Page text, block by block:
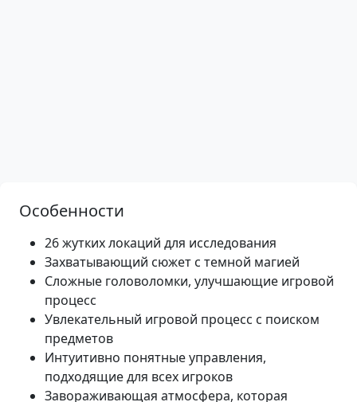
Особенности
26 жутких локаций для исследования
Захватывающий сюжет с темной магией
Сложные головоломки, улучшающие игровой
процесс
Увлекательный игровой процесс с поиском
предметов
Интуитивно понятные управления,
подходящие для всех игроков
Завораживающая атмосфера, которая